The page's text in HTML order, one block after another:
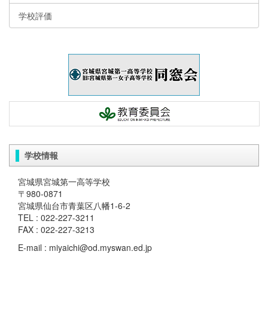
学校評価
学校情報
宮城県宮城第一高等学校
〒980-0871
宮城県仙台市青葉区八幡1-6-2
TEL : 022-227-3211
FAX : 022-227-3213
E-mail : miyaichi@od.myswan.ed.jp